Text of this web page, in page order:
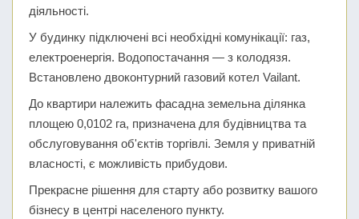
діяльності.
У будинку підключені всі необхідні комунікації: газ,
електроенергія. Водопостачання — з колодязя.
Встановлено двоконтурний газовий котел Vailant.
До квартири належить фасадна земельна ділянка
площею 0,0102 га, призначена для будівництва та
обслуговування об'єктів торгівлі. Земля у приватній
власності, є можливість прибудови.
Прекрасне рішення для старту або розвитку вашого
бізнесу в центрі населеного пункту.